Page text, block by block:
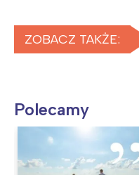
ZOBACZ TAKŻE:
Polecamy